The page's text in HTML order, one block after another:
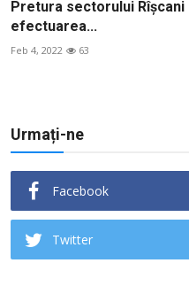
Pretura sectorului
efectuarea...
Feb 4, 2022 63
Urmați-ne
Facebook
Twitter